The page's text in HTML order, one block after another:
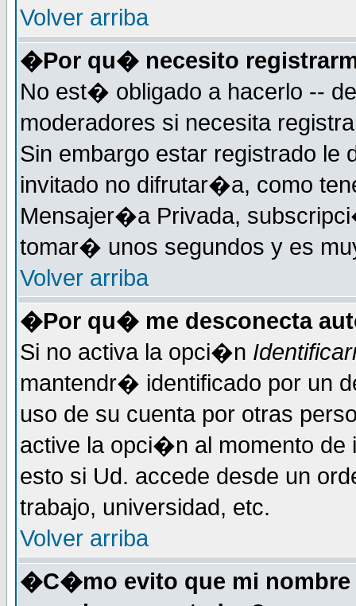
Volver arriba
�Por qu� necesito
No est� obligado a hacerlo --
moderadores si necesita
Sin embargo estar registrado le
invitado no difrutar�a, como
Mensajer�a Privada,
tomar� unos segundos y es
Volver arriba
�Por qu� me desconecta
Si no activa la opci�n
mantendr� identificado por un
uso de su cuenta por otras
active la opci�n al momento de
esto si Ud. accede desde un
trabajo, universidad, etc.
Volver arriba
�C�mo evito que mi nombre